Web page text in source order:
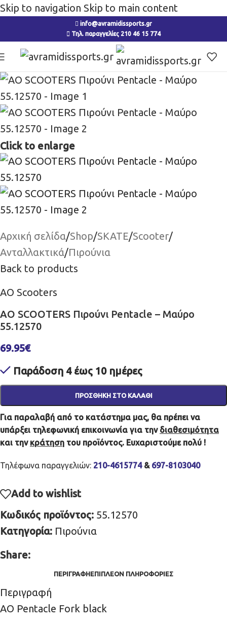
Skip to navigation Skip to main content
info@avramidissports.gr
Τηλ. παραγγελίες 210 46 15 774
Click to enlarge
Αρχική σελίδα/Shop/SKATE/Scooter/
Ανταλλακτικά/Πιρούνια
Back to products
AO Scooters
AO SCOOTERS Πιρούνι Pentacle – Μαύρο
55.12570
69.95€
Παράδοση 4 έως 10 ημέρες
ΠΡΟΣΘΉΚΗ ΣΤΟ ΚΑΛΆΘΙ
Για παραλαβή από το κατάστημα μας, θα πρέπει να
υπάρξει τηλεφωνική επικοινωνία για την διαθεσιμότητα
και την κράτηση του προϊόντος. Ευχαριστούμε πολύ !
Τηλέφωνα παραγγελιών: 210-4615774& 697-8103040
Add to wishlist
Κωδικός προϊόντος: 55.12570
Κατηγορία: Πιρούνια
Share:
ΠΕΡΙΓΡΑΦΉΕΠΙΠΛΈΟΝ ΠΛΗΡΟΦΟΡΊΕΣ
Περιγραφή
AO Pentacle Fork black